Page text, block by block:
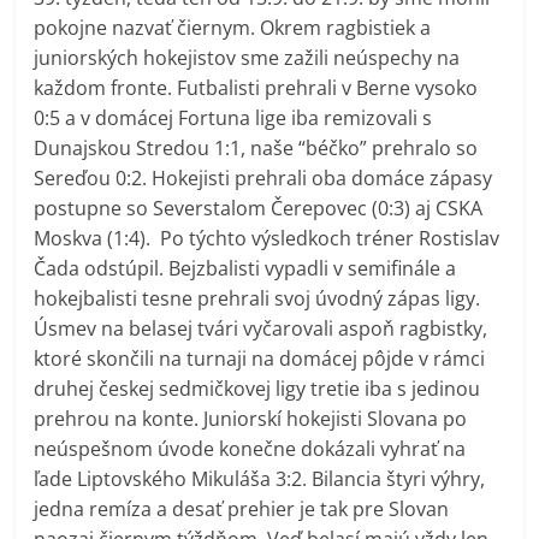
pokojne nazvať čiernym. Okrem ragbistiek a
juniorských hokejistov sme zažili neúspechy na
každom fronte. Futbalisti prehrali v Berne vysoko
0:5 a v domácej Fortuna lige iba remizovali s
Dunajskou Stredou 1:1, naše “béčko” prehralo so
Sereďou 0:2. Hokejisti prehrali oba domáce zápasy
postupne so Severstalom Čerepovec (0:3) aj CSKA
Moskva (1:4). Po týchto výsledkoch tréner Rostislav
Čada odstúpil. Bejzbalisti vypadli v semifinále a
hokejbalisti tesne prehrali svoj úvodný zápas ligy.
Úsmev na belasej tvári vyčarovali aspoň ragbistky,
ktoré skončili na turnaji na domácej pôjde v rámci
druhej českej sedmičkovej ligy tretie iba s jedinou
prehrou na konte. Juniorskí hokejisti Slovana po
neúspešnom úvode konečne dokázali vyhrať na
ľade Liptovského Mikuláša 3:2. Bilancia štyri výhry,
jedna remíza a desať prehier je tak pre Slovan